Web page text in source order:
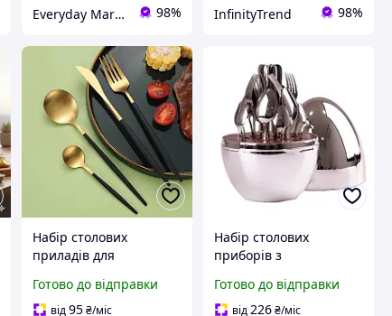
Everyday Market 98% InfinityTrend 98%
Набір столових
приладів для
Ware 24 шт комплект
столового приладдя 6
Готово до відправки
від95 ₴/міс
Набір столових
приборів з
штуки срібло (HP7881S)
Готово до відправки
від 226₴/міс